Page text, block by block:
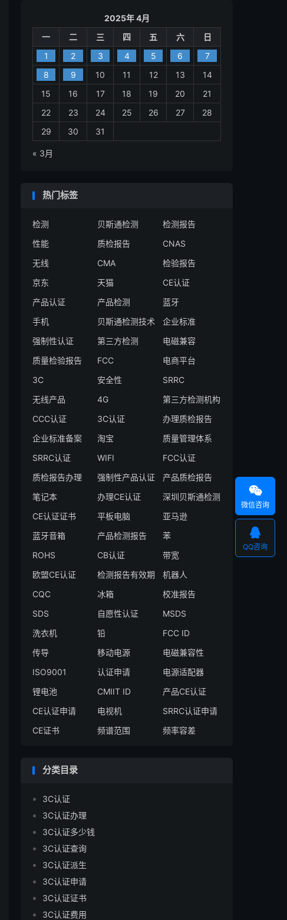
2025年 4月
一
二 三 四 五 六
日
1
2 3 4 5 6
7
8
9 10 11 12 13
14
15
16 17 18 19 20
21
22
23 24 25 26 27
28
29
30 31
« 3月
热门标签
检测 贝斯通检测
检测报告
性能
质检报告
CNAS
无线
CMA
检验报告
京东
天猫
CE认证
产品认证
产品检测
蓝牙
手机
贝斯通检测技术
企业标准
强制性认证
第三方检测
电磁兼容
质量检验报告
FCC
电商平台
3C
安全性
SRRC
无线产品
4G
第三方检测机构
CCC认证
3C认证
办理质检报告
企业标准备案
淘宝
质量管理体系
SRRC认证
WIFI
FCC认证
质检报告办理
强制性产品认证
产品质检报告
笔记本
办理CE认证
深圳贝斯通检测
CE认证证书
平板电脑
亚马逊
蓝牙音箱
产品检测报告
苯
ROHS
CB认证
带宽
欧盟CE认证
检测报告有效期
机器人
CQC
冰箱
校准报告
SDS
自愿性认证
MSDS
洗衣机
铅
FCC ID
传导
移动电源
电磁兼容性
ISO9001
认证申请
电源适配器
锂电池
CMIIT ID
产品CE认证
CE认证申请
电视机
SRRC认证申请
CE证书
频谱范围 频率容差
分类目录
3C认证
3C认证办理
3C认证多少钱
3C认证查询
3C认证派生
3C认证申请
3C认证证书
3C认证费用

微信咨询

QQ咨询